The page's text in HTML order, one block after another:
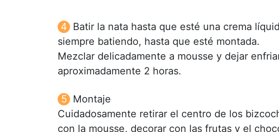
Batir la nata hasta que esté una crema
siempre batiendo, hasta que esté montada.
Mezclar delicadamente a mousse y dejar
aproximadamente 2 horas.
Montaje
Cuidadosamente retirar el centro de los
con la mousse, decorar con las frutas y el